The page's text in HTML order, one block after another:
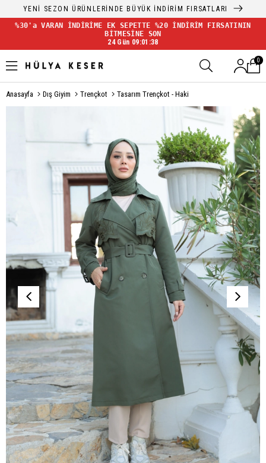
YENİ SEZON ÜRÜNLERİNDE BÜYÜK İNDİRİM FIRSATLARI
%30'a VARAN İNDİRİME EK SEPETTE %20 İNDİRİM FIRSATININ
BİTMESİNE SON
24 Gün 09:01:37
0
Anasayfa Dış Giyim Trençkot Tasarım Trençkot - Haki